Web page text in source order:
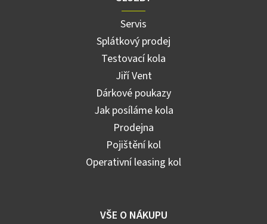
Servis
Splátkový prodej
Testovací kola
Jiří Vent
Dárkové poukazy
Jak posíláme kola
Prodejna
Pojištění kol
Operativní leasing kol
VŠE O NÁKUPU